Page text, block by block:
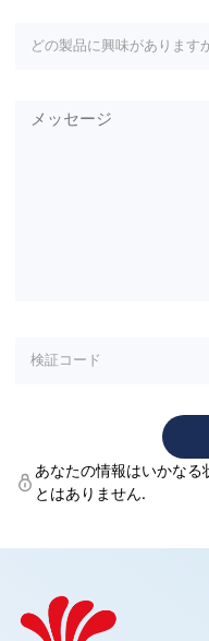
あなたの情報はいかなる
とはありません.